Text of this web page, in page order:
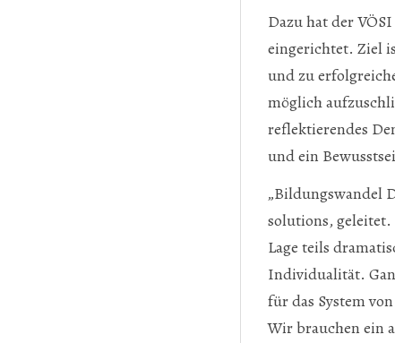
Dazu hat der
eingerichtet. Ziel
und zu
möglich
reflektierendes
und ein
„Bildungswandel
solutions,
Lage teils
Individualität.
für das System
Wir brauchen ein